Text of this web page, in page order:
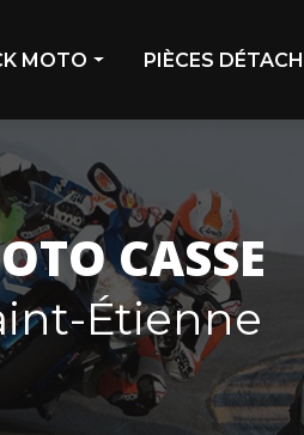
MOTO
vendues
PIÈCES
CASSE
Étienne